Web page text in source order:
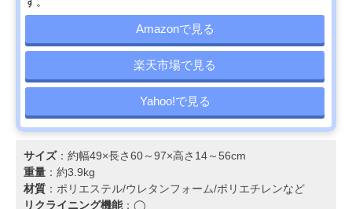
Amazonで見る
楽天市場で見る
Yahoo!で見る
サイズ：約幅49×長さ60～97×高さ14～56cm
重量 ：約3.9kg
材質 ：ポリエステル/ウレタンフォーム/ポリエチレンなど
リクライニング機能：◯